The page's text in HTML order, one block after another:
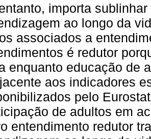
importa
ao longo da
associados a
é redutor
enquanto educação de
aos indicadores
pelo
de adultos em
entendimento redutor